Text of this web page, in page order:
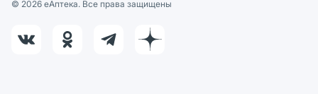
© 2026 eАптека. Все права защищены